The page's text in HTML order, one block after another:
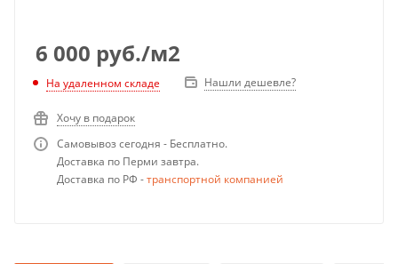
6 000 руб./м2
На удаленном складе Нашли дешевле?
Хочу в подарок
Самовывоз сегодня - Бесплатно.
Доставка по Перми завтра.
Доставка по РФ -транспортной компанией